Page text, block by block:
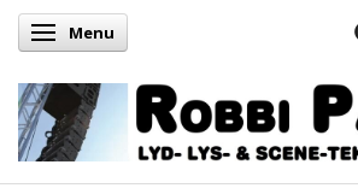
Skifte navigation
Menu